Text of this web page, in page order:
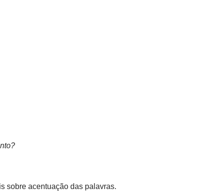
sobre acentuação das palavras.